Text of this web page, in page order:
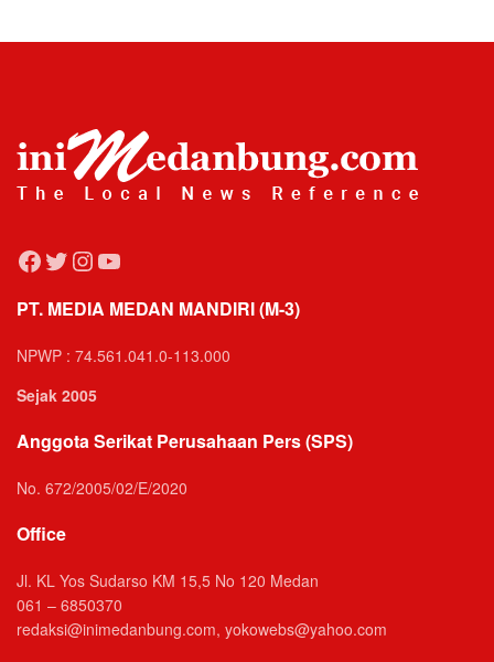
Facebook
Twitter
Instagram
YouTube
PT. MEDIA MEDAN MANDIRI (M-3)
NPWP : 74.561.041.0-113.000
Sejak 2005
Anggota Serikat Perusahaan Pers (SPS)
No. 672/2005/02/E/2020
Office
Jl. KL Yos Sudarso KM 15,5 No 120 Medan
061 – 6850370
redaksi@inimedanbung.com, yokowebs@yahoo.com